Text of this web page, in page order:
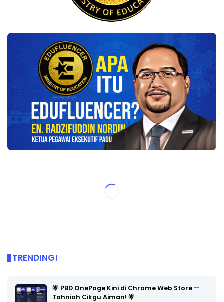
TRENDING!
🌟 PBD OnePage Kini di Chrome Web Store —
Tahniah Cikgu Aiman! 🌟